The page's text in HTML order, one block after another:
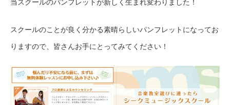
当スクールのパンフレットが新しく生まれ変わりました！
スクールのことが良く分かる素晴らしいパンフレットになってお
りますので、皆さんお手にとってみてください！